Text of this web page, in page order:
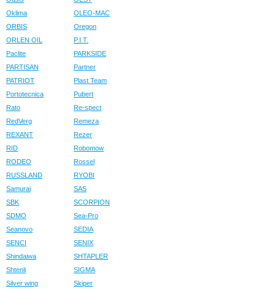
Oklima
OLEO-MAC
ORBIS
Oregon
ORLEN OIL
P.I.T.
Paclite
PARKSIDE
PARTISAN
Partner
PATRIOT
Plast Team
Portotecnica
Pubert
Rato
Re-spect
RedVerg
Remeza
REXANT
Rezer
RID
Robomow
RODEO
Rossel
RUSSLAND
RYOBI
Samurai
SAS
SBK
SCORPION
SDMO
Sea-Pro
Seanovo
SEDIA
SENCI
SENIX
Shindaiwa
SHTAPLER
Shtenli
SIGMA
Silver wing
Skiper